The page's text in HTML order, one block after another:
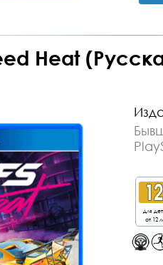
Heat
для
от 12